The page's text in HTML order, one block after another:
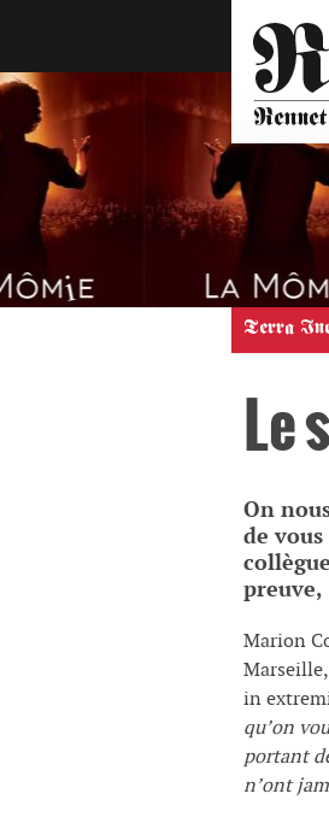
Terra
Le
On
de
preuve,
Marion
in
qu’on
portant
n’ont